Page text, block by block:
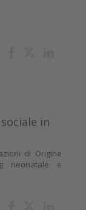
in
di Origine
neonatale e